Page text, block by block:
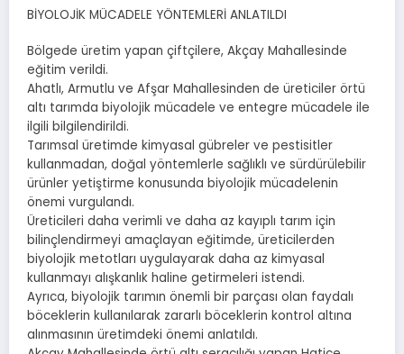
BİYOLOJİK MÜCADELE YÖNTEMLERİ ANLATILDI
Bölgede üretim yapan çiftçilere, Akçay Mahallesinde
eğitim verildi.
Ahatlı, Armutlu ve Afşar Mahallesinden de üreticiler örtü
altı tarımda biyolojik mücadele ve entegre mücadele ile
ilgili bilgilendirildi.
Tarımsal üretimde kimyasal gübreler ve pestisitler
kullanmadan, doğal yöntemlerle sağlıklı ve sürdürülebilir
ürünler yetiştirme konusunda biyolojik mücadelenin
önemi vurgulandı.
Üreticileri daha verimli ve daha az kayıplı tarım için
bilinçlendirmeyi amaçlayan eğitimde, üreticilerden
biyolojik metotları uygulayarak daha az kimyasal
kullanmayı alışkanlık haline getirmeleri istendi.
Ayrıca, biyolojik tarımın önemli bir parçası olan faydalı
böceklerin kullanılarak zararlı böceklerin kontrol altına
alınmasının üretimdeki önemi anlatıldı.